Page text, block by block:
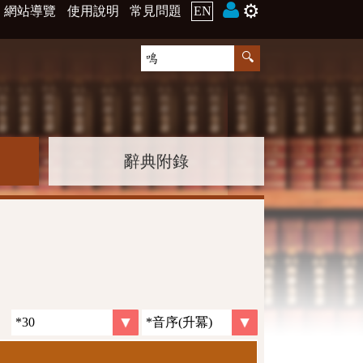
網站導覽 使用說明 常見問題 EN ⚙️
辭典附錄